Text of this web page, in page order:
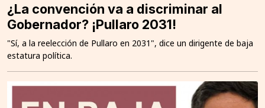
¿La convención va a discriminar al
Gobernador? ¡Pullaro 2031!
"Sí, a la reelección de Pullaro en 2031", dice un dirigente de baja
estatura política.